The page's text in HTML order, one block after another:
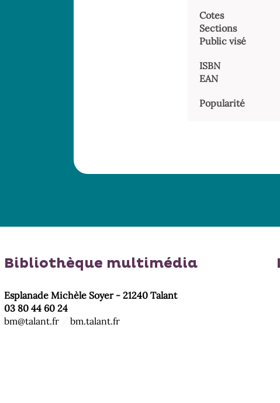
Cotes
Sections
Public visé
ISBN
EAN
Popularité
Bibliothèque multimédia
Esplanade Michèle Soyer - 21240 Talant
03 80 44 60 24
bm@talant.fr
bm.talant.fr